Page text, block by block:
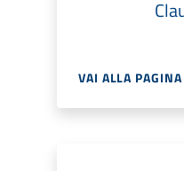
VAI ALLA PAGINA